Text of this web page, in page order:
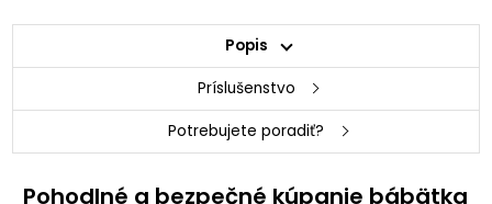
Popis
Príslušenstvo
Potrebujete poradiť?
Pohodlné a bezpečné kúpanie bábätka